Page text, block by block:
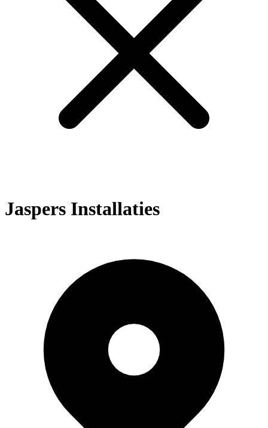
Jaspers Installaties